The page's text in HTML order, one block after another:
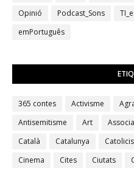
Opinió
Podcast_Sons
emPortuguês
365 contes Activisme
Antisemitisme
Art
Català
Catalunya
Cinema
Cites Ciutats